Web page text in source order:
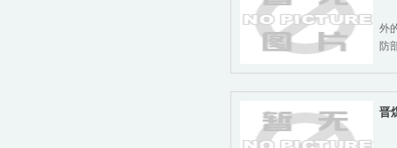
外
防
晋